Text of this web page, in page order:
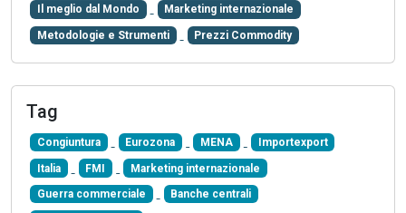
Il meglio dal Mondo Marketing internazionale
Metodologie e Strumenti Prezzi Commodity
Tag
Congiuntura Eurozona MENA Importexport
Italia FMI Marketing internazionale
Guerra commerciale Banche centrali